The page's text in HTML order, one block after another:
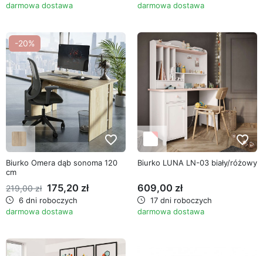
darmowa dostawa
darmowa dostawa
-20%
favorite_border
Biurko Omera dąb sonoma 120
cm
219,00 zł 175,20 zł
6 dni roboczych
darmowa dostawa
favorite_border
Biurko LUNA LN-03 biały/różowy
609,00 zł
17 dni roboczych
darmowa dostawa